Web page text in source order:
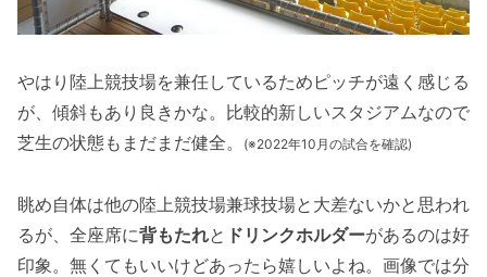
やはり陸上競技場を兼任しているためピッチが遠く感じる
が、傾斜もあり良きかな。比較的新しいスタジアムなので
芝生の状態もまだまだ健全。
(※2022年10月の試合を確認)
眺め自体は他の陸上競技場兼球技場と大差ないかと思われ
るが、全座席に背もたれと ドリンクホルダーがあるのは好
印象。無くてもいいけどあったら嬉しいよね。画像では分